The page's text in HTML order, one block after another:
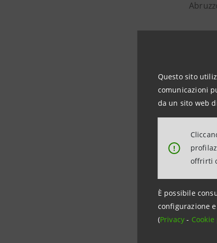
Questo sito
comunicazioni
da un sito web
!
offrirti
È possibile
configurazione
(Privacy-
Il
I vini
I
d’oro
Per
di